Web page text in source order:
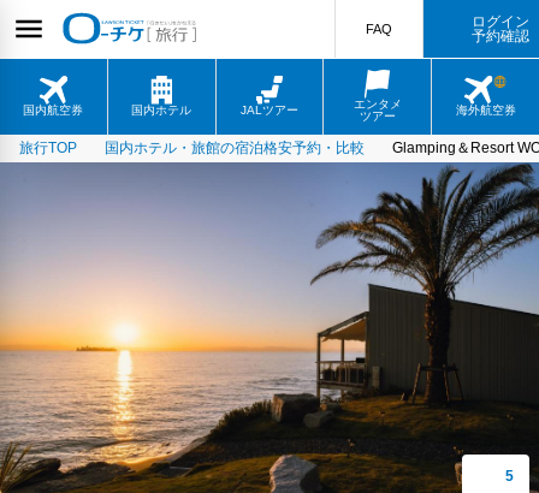
国内航空券 国内ホテル JALツアー
エンタメ
ツアー
海外航空券
FAQ
ログイン
予約確認
旅行TOP 国内ホテル・旅館の宿泊格安予約・比較 Glamping＆Resort